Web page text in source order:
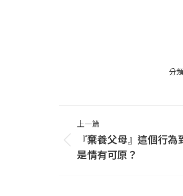
分
Post
navigation
上一篇
一
篇
『棄養父母』這個行
是情有可原？